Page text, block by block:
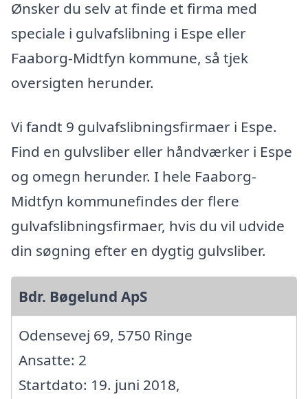
Ønsker du selv at finde et firma med
speciale i gulvafslibning i Espe eller
Faaborg-Midtfyn kommune, så tjek
oversigten herunder.
Vi fandt 9 gulvafslibningsfirmaer i Espe.
Find en gulvsliber eller håndværker i Espe
og omegn herunder. I hele Faaborg-
Midtfyn kommunefindes der flere
gulvafslibningsfirmaer, hvis du vil udvide
din søgning efter en dygtig gulvsliber.
Bdr. Bøgelund ApS
Odensevej 69, 5750 Ringe
Ansatte: 2
Startdato: 19. juni 2018,